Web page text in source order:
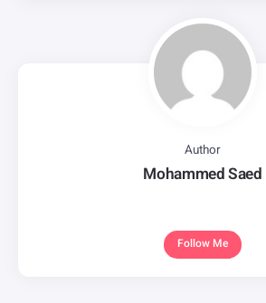
Author
Mohammed Saed
Follow Me